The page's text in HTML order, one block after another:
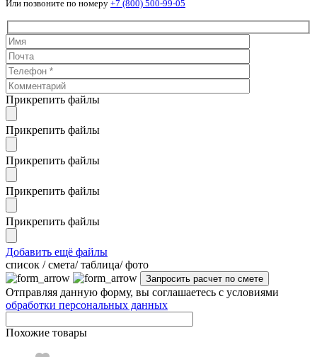
Или позвоните по номеру +7 (800) 500-99-05
Прикрепить файлы
Прикрепить файлы
Прикрепить файлы
Прикрепить файлы
Прикрепить файлы
Добавить ещё файлы
cписок / смета/ таблица/ фото
Отправляя данную форму, вы соглашаетесь с условиями
обработки персональных данных
Похожие товары